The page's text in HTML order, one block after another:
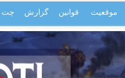
موقعیت قوانین گزارش چت